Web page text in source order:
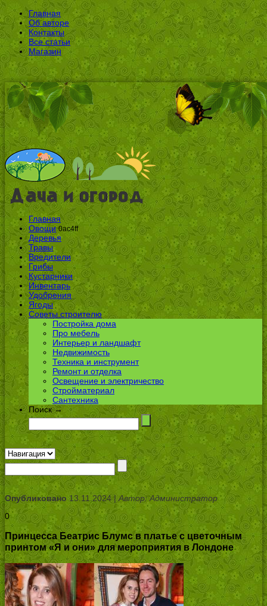
Главная
Об авторе
Контакты
Все статьи
Магазин
Главная
Овощи 0ac4ff
Деревья
Травы
Вредители
Грибы
Кустарники
Инвентарь
Удобрения
Ягоды
Советы строителю
Постройка дома
Про мебель
Интерьер и ландшафт
Недвижимость
Техника и инструмент
Ремонт и отделка
Освещение и электричество
Стройматериал
Сантехника
Поиск →
Опубликовано13.11.2024 | Автор: Администратор
0
Принцесса Беатрис Блумс в платье с цветочным
принтом «Я и они» для мероприятия в Лондоне